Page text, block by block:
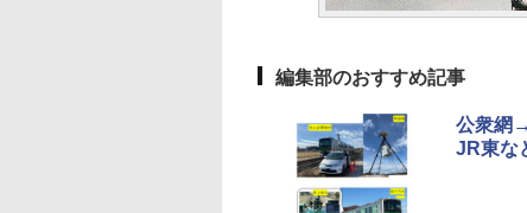
編集部のおすすめ記事
公衆網
JR東な